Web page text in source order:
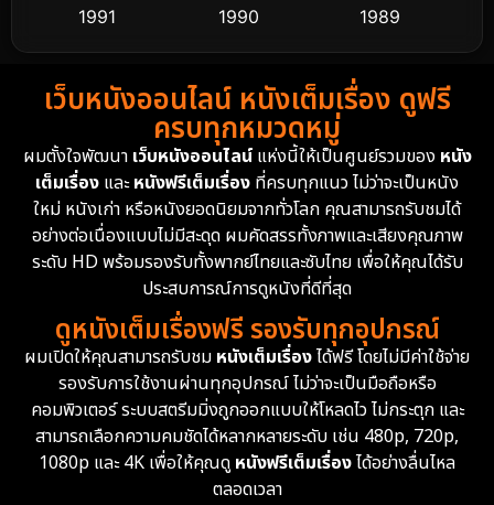
Detective สืบสวน
Detective สืบสวน
Disney+ 4
Documentary สารคดี 94
Drama ดราม่า
Dystopian 16
Emotional 61
Epic มหากาพย์ 219
1991
1990
1989
1988
1986
1985
1983
1982
1981
1974
1962
เว็บหนังออนไลน์ หนังเต็มเรื่อง ดูฟรี
ครบทุกหมวดหมู่
ผมตั้งใจพัฒนา เว็บหนังออนไลน์แห่งนี้ให้เป็นศูนย์รวมของ หนัง
เต็มเรื่อง และหนังฟรีเต็มเรื่อง ที่ครบทุกแนว ไม่ว่าจะเป็นหนัง
ใหม่ หนังเก่า หรือหนังยอดนิยมจากทั่วโลก คุณสามารถรับชมได้
อย่างต่อเนื่องแบบไม่มีสะดุด ผมคัดสรรทั้งภาพและเสียงคุณภาพ
ระดับ HD พร้อมรองรับทั้งพากย์ไทยและซับไทย เพื่อให้คุณได้รับ
ประสบการณ์การดูหนังที่ดีที่สุด
ดูหนังเต็มเรื่องฟรี รองรับทุกอุปกรณ์
ผมเปิดให้คุณสามารถรับชม หนังเต็มเรื่องได้ฟรี โดยไม่มีค่าใช้จ่าย
รองรับการใช้งานผ่านทุกอุปกรณ์ ไม่ว่าจะเป็นมือถือหรือ
คอมพิวเตอร์ ระบบสตรีมมิ่งถูกออกแบบให้โหลดไว ไม่กระตุก และ
สามารถเลือกความคมชัดได้หลากหลายระดับ เช่น 480p, 720p,
1080p และ 4K เพื่อให้คุณดูหนังฟรีเต็มเรื่องได้อย่างลื่นไหล
ตลอดเวลา